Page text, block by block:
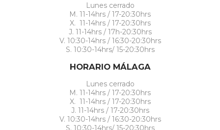
Lunes cerrado
M. 11-14hrs / 17-20:30hrs
X. 11-14hrs / 17-20:30hrs
J. 11-14hrs / 17h-20:30hrs
V. 10:30-14hrs / 16:30-20:30hrs
S. 10:30-14hrs/ 15-20:30hrs
HORARIO MÁLAGA
Lunes cerrado
M. 11-14hrs / 17-20:30hrs
X. 11-14hrs / 17-20:30hrs
J. 11-14hrs / 17-20:30hrs
V. 10:30-14hrs / 16:30-20:30hrs
S. 10:30-14hrs/ 15-20:30hrs